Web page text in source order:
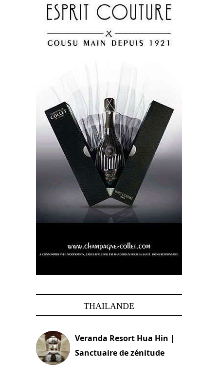
THAILANDE
Veranda Resort Hua Hin |
Sanctuaire de zénitude